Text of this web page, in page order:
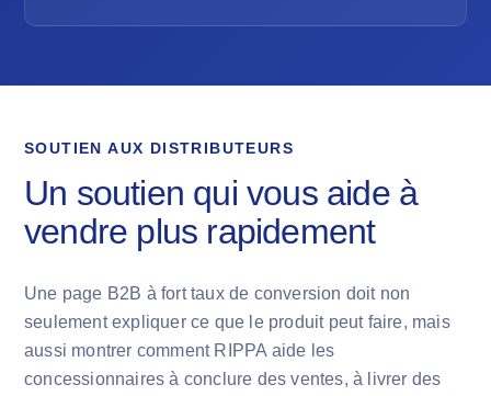
SOUTIEN AUX DISTRIBUTEURS
Un soutien qui vous aide à
vendre plus rapidement
Une page B2B à fort taux de conversion doit non
seulement expliquer ce que le produit peut faire, mais
aussi montrer comment RIPPA aide les
concessionnaires à conclure des ventes, à livrer des